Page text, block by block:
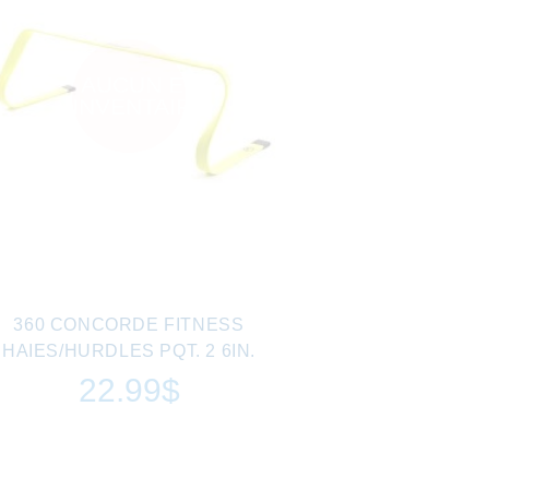
360 CONCORDE FITNESS
HAIES/HURDLES PQT. 2 6IN.
22.99$